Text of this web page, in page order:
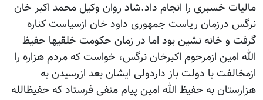
مالیات خسبری را انجام داد.شاد روان وکیل محمد اکبر خان
نرگس درزمان ریاست جمهوری داود خان ازسیاست کناره
گرفت و خانه نشین بود اما در زمان حکومت خلقیها حفیظ
الله امین ازمرحوم اکبرخان نرگس، خواست که مردم هزاره را
ازمخالفت با دولت باز داردولی ایشان بعد ازرسیدن به
هزارستان به حفیظ الله امین پیام منفی فرستاد که حفیظالله